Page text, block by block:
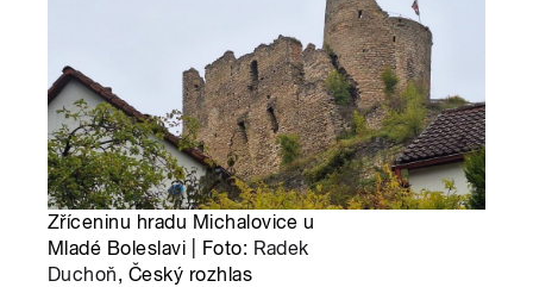
Zříceninu hradu Michalovice u
Mladé Boleslavi | Foto: Radek
Duchoň, Český rozhlas